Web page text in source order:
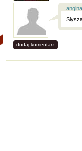
angina
dodaj komentarz